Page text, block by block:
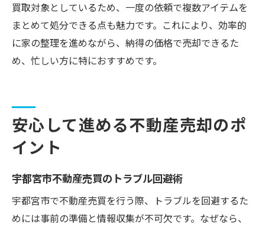
買取対象としているため、一度の依頼で複数アイテムを
まとめて処分できる点も魅力です。これにより、効率的
に家の整理を進めながら、納得の価格で売却できるた
め、忙しい方に特におすすめです。
安心して進める不動産売却のポ
イント
宇都宮市不動産売買のトラブル回避術
宇都宮市で不動産売買を行う際、トラブルを回避するた
めには事前の準備と情報収集が不可欠です。なぜなら、